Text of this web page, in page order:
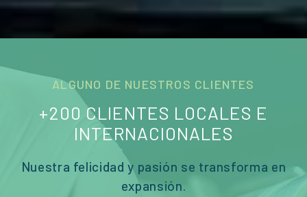
ALGUNO DE NUESTROS CLIENTES
+200 CLIENTES LOCALES E
INTERNACIONALES
Nuestra felicidad y pasión se transforma en
expansión.